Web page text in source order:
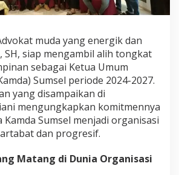
i
n
d
v
o
k
a
t
M
u
d
a
u
muda yang energik dan
SH, siap mengambil alih tongkat
sebagai Ketua Umum
Sumsel periode 2024-2027.
yang disampaikan di
mengungkapkan komitmennya
Sumsel menjadi organisasi
dan progresif.
Matang di Dunia Organisasi